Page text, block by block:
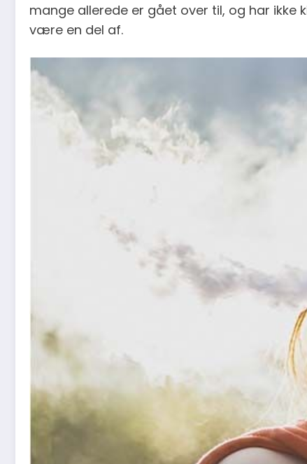
mange allerede er gået over til, og har
være en del af.